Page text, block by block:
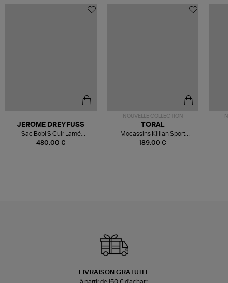
480,00 €
JEROME DREYFUSS
Sac Bobi S Cuir Lamé
Champagne
NOUVELLE COLLECTION
189,00 €
TORAL
Mocassins Killian Sport
Mousse
LIVRAISON GRATUITE